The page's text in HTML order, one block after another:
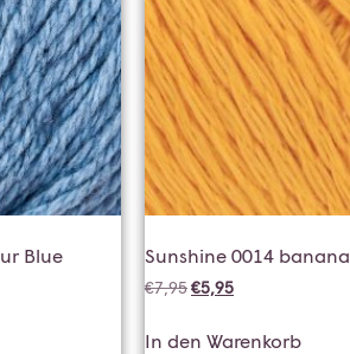
Blue Sunshine 0014 banana
€7,95€5,95
In den Warenkorb